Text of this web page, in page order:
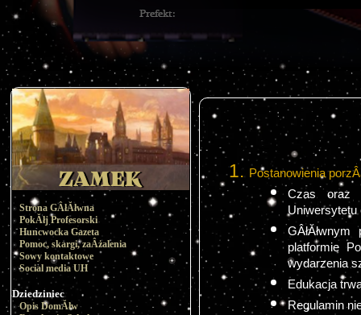
Strona GÂłĂłwna
PokĂłj Profesorski
Huncwocka Gazeta
Pomoc, skargi, zaÂżalenia
Sowy kontaktowe
Social media UH
Dziedziniec
Opis DomĂłw
Postanowienia
Czas oraz
Uniwersytetu
platformie
wydarzenia
Edukacja
Regulamin